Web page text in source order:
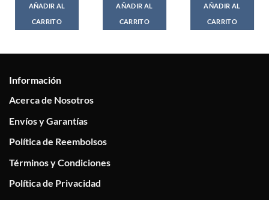
AÑADIR AL
CARRITO
AÑADIR AL
CARRITO
AÑADIR AL
CARRITO
Información
Acerca de Nosotros
Envíos y Garantías
Política de Reembolsos
Términos y Condiciones
Política de Privacidad